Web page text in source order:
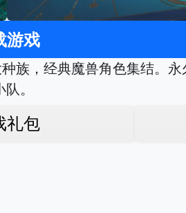
游戏
族，经典魔兽角色集结。
。
礼包